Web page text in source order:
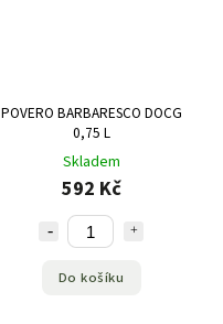
POVERO BARBARESCO DOCG
0,75 L
Skladem
592 Kč
Do košíku